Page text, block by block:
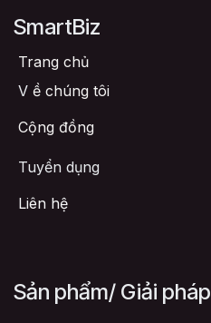
SmartBiz
Trang chủ
V ề chúng tôi
Cộng đồng
Tuyển dụng
Liên hệ
Sản phẩm/ Giải pháp